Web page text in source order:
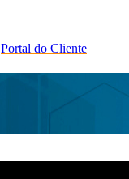
Portal do Cliente